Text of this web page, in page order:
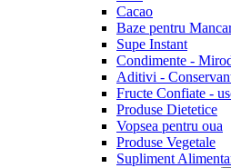
Cacao
Baze pentru
Supe Instant
Condimente -
Aditivi -
Fructe Confiate -
Produse Dietetice
Vopsea pentru oua
Produse Vegetale
Supliment